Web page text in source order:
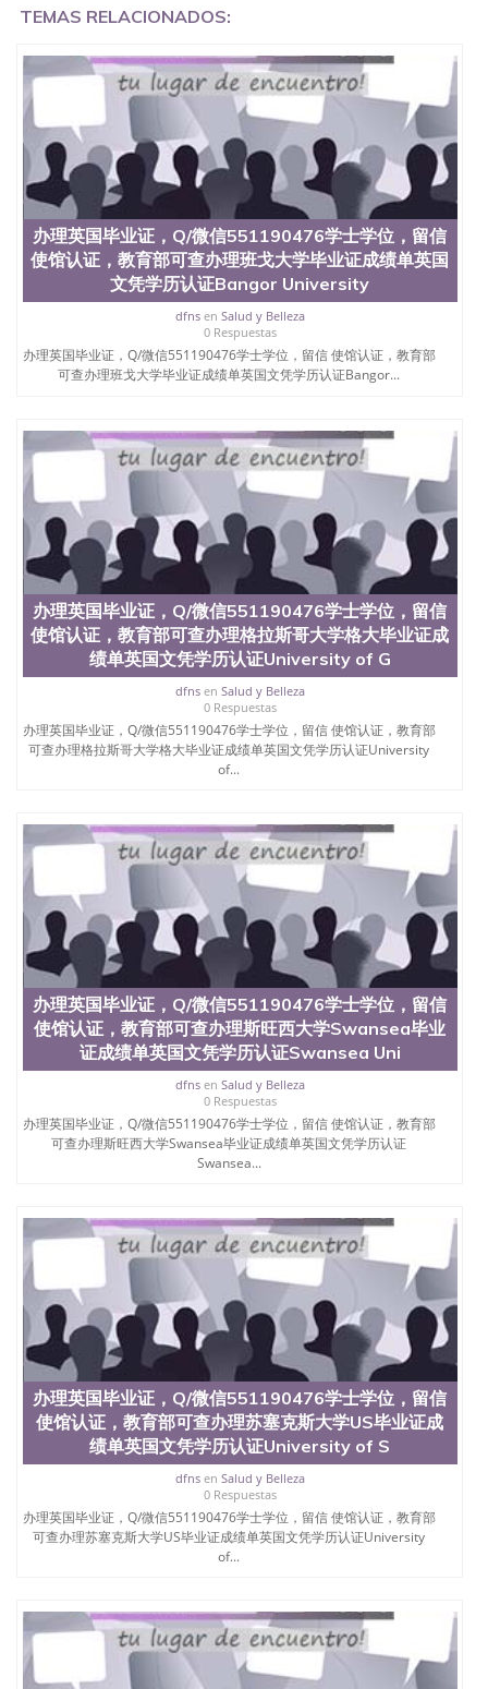
证551190476哪里可以办理澳洲毕业证551190476留
加拿大毕业证551190476申请学校办理假的毕业证成
绩单可以吗551190476哪里可以办理水印成绩单
551190476哪里可以修改成绩单GPA分数551190476
假毕业证能查出来吗551190476假文凭网上能查到吗
551190476 如何拿到国外毕业证QQ微信551190476办
假大学毕业证QQ微信551190476国外毕业证去哪认证
QQ微信551190476找毕业证封皮QQ微信551190476国
外毕业证外壳定制QQ微信551190476快速代办国外毕
业证QQ微信551190476快速拿到国外文凭QQ微信
551190476国外留学文凭认证QQ微信551190476国外
文凭回国认证QQ微信551190476泰国文凭办理QQ微
信551190476法国留学回国证明QQ微信551190476 国
外烫金照片QQ微信551190476外国文凭在中国有用吗
QQ微信551190476德国留学回国证明QQ微信
551190476爱尔兰留学回国证明QQ微信551190476国
外硕士文凭办理QQ微信551190476 网上买文凭可靠
吗QQ微信551190476买国外文凭质量QQ微信
551190476国外大学文凭真制作QQ微信551190476办
国外文凭可找工作QQ微信551190476国外大学有毕业
证QQ微信551190476办理国外毕业证价格QQ微信
551190476国外编号查询QQ微信551190476办理国外
文凭要交定金吗QQ微信551190476办国外可查文凭
QQ微信551190476网上购买真文凭可信吗QQ微信
551190476学士学位证书查询机构QQ微信551190476
国外资格证书办理QQ微信551190476如何办理学历认
证QQ微信551190476海外文凭认证办理QQ微信
551190476 圣何塞州立大学（San Jose State
University, 又译为“圣荷西州立大学”）成立于1857
年，简称SJSU，是加州历史悠久的大学之一，也是美
西地区的公立大学之一。位于圣何塞市San Jose中
心，占地154公顷。它是一所位于加利福尼亚州的著
名综合性公立大学，它以极高的就业率，全美名列前
茅的毕业薪资，浓厚的多元化学术氛围，杰出的本科
教育质量，被《福克斯》杂志评选为全美50强公立综
合性大学，每年有来自世界各地的成百上千的海外学
位、声誉、实习机会和影响力的高等教育机构，并获
誉为美国本科教育质量的核心代表。其计算机系与会
计系更是在当今美国大学教学排名中表现优异。其毕
业生大多可以在其所处地域的世界硅谷中心得到工作
机会。许多硅谷公司甚至在学生大三和大四的学期提
供许多相应科系的实习机会。无论是加州大学系统
(UC)，还是加州州立大学系统(CSU), 圣何塞州立大学
都占据着加州所有大学中的地理位置。 圣何塞州立大
学座落于硅谷(Silicon Valley), 于附近的旧金山-圣何塞
地区为全美的重要科技中心。约有学生三万人，超过
134种学士学科和65个硕士学科，并有来自世界60余
国的学生来此就读。其有名的科系如计算机科学，电
子工程学，工商管理学，艺术设计，和航空学等，深
受性肯定及好评；而各种大学部和研究所的商学课程
也吸引了众多不同国家的专业人士前来研究与学习。
二、办理流程： 1、收集客户办理信息； 2、客户付
定金下单； 3、公司确认到账转制作点做电子图；
4、电子图做好发给客户确认； 5、电子图确认好转成
款； 7、快递给客户（国内顺丰，国外DHL）。 三、
真实网上可查的证明材料 1、教育部学历学位认证，
留服真实存档可查，存档。 2、留学回国人员证明
（使馆认证），使馆网站真实存档可查。 3、留信网
真实可查认证办理，存档可查，终身受用。 四、办理
流程农业科学院、艺术与建筑学院、商学院、交流学
院、地球及物质科学院、教育学院、工程学院、健康
与人类发展学院、信息工程与科学学院、人文学院、
护理学院、科学学院等。学校的教育学院排名在全美
前十名，工学院排名在前十五名，且继续攀升中。纽
约大学为学生们提供本科、硕士及博士学位。学校的
专业课程包括：会计学、MBA、财务、教育、建筑工
程、经济、医学、护理、文学、音乐、生物学、统计
学、美术、电子工程、天文学、农业、环境污染控
制、历史、电气工程、生物工程、建筑设计、工商管
理、材料科学、机械工程、航天工程、土木工程、数
学、化学、英语、社会科学、心理学、戏剧、市场营
销、机械工程、计算机科学、物理学、人工智能、商
信息，给出操作方案； 2、补充毕业证成绩单等相关
材料； 3、留服注册申请账号，付定金； 4、预约递
交时间，公司人员陪同客户本人一起去留服递交材
料； 5、等待结果，完成结果书留服直接邮寄给客户
TEMAS RELACIONADOS:
办理英国毕业证，Q/微信551190476学士学位，留信
使馆认证，教育部可查办理班戈大学毕业证成绩单英国
文凭学历认证Bangor University
dfnsen Salud y Belleza
0 Respuestas
办理英国毕业证，Q/微信551190476学士学位，留信 使馆认证，教育部
可查办理班戈大学毕业证成绩单英国文凭学历认证Bangor...
办理英国毕业证，Q/微信551190476学士学位，留信
使馆认证，教育部可查办理格拉斯哥大学格大毕业证成
绩单英国文凭学历认证University of G
dfnsen Salud y Belleza
0 Respuestas
办理英国毕业证，Q/微信551190476学士学位，留信 使馆认证，教育部
可查办理格拉斯哥大学格大毕业证成绩单英国文凭学历认证University
of...
办理英国毕业证，Q/微信551190476学士学位，留信
使馆认证，教育部可查办理斯旺西大学Swansea毕业
证成绩单英国文凭学历认证Swansea Uni
dfnsen Salud y Belleza
0 Respuestas
办理英国毕业证，Q/微信551190476学士学位，留信 使馆认证，教育部
可查办理斯旺西大学Swansea毕业证成绩单英国文凭学历认证
Swansea...
办理英国毕业证，Q/微信551190476学士学位，留信
使馆认证，教育部可查办理苏塞克斯大学US毕业证成
绩单英国文凭学历认证University of S
dfnsen Salud y Belleza
0 Respuestas
办理英国毕业证，Q/微信551190476学士学位，留信 使馆认证，教育部
可查办理苏塞克斯大学US毕业证成绩单英国文凭学历认证University
of...